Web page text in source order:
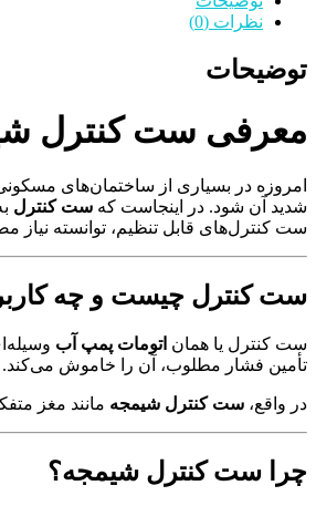
نظرات (0)
توضیحات
معرفی ست کنترل
امروزه در بسیاری از ساختمان‌های
شدید آن شود. در اینجاست که ست کنترل
ست کنترل‌های قابل تنظیم، توانسته
ست کنترل چیست و چه
ست کنترل یا همان اتومات پمپ آب
تأمین فشار مطلوب، آن را خاموش می‌کند.
در واقع، ست کنترل شیمجه مانند مغز
چرا ست کنترل شیمجه؟